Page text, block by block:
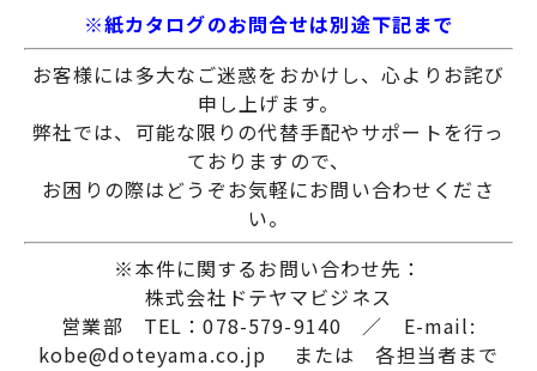
※紙カタログのお問合せは別途下記まで
お客様には多大なご迷惑をおかけし、心よりお詫び
申し上げます。
弊社では、可能な限りの代替手配やサポートを行っ
ておりますので、
お困りの際はどうぞお気軽にお問い合わせくださ
い。
※本件に関するお問い合わせ先：
株式会社ドテヤマビジネス
営業部 TEL：078-579-9140 ／ E-mail:
kobe@doteyama.co.jp または 各担当者まで